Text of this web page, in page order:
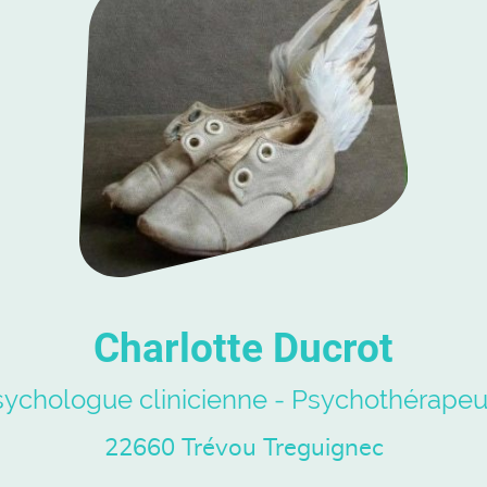
Charlotte Ducrot
clinicienne -
22660 Trévou Treguignec